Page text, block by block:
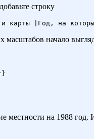
строку
масштабов начало
на 1988 год.